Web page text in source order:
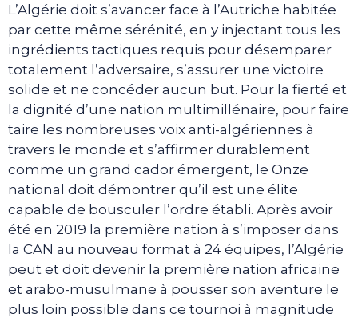
L’Algérie doit s’avancer face à l’Autriche habitée
par cette même sérénité, en y injectant tous les
ingrédients tactiques requis pour désemparer
totalement l’adversaire, s’assurer une victoire
solide et ne concéder aucun but. Pour la fierté et
la dignité d’une nation multimillénaire, pour faire
taire les nombreuses voix anti-algériennes à
travers le monde et s’affirmer durablement
comme un grand cador émergent, le Onze
national doit démontrer qu’il est une élite
capable de bousculer l’ordre établi. Après avoir
été en 2019 la première nation à s’imposer dans
la CAN au nouveau format à 24 équipes, l’Algérie
peut et doit devenir la première nation africaine
et arabo-musulmane à pousser son aventure le
plus loin possible dans ce tournoi à magnitude